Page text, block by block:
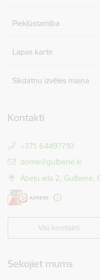
Piekļūstamība
Lapas karte
Sīkdatņu izvēles maiņa
Kontakti
+371 64497710
E-pasts:
dome@gulbene.lv
Ābeļu iela 2, Gulbene,
Visi kontakti
Sekojiet mums